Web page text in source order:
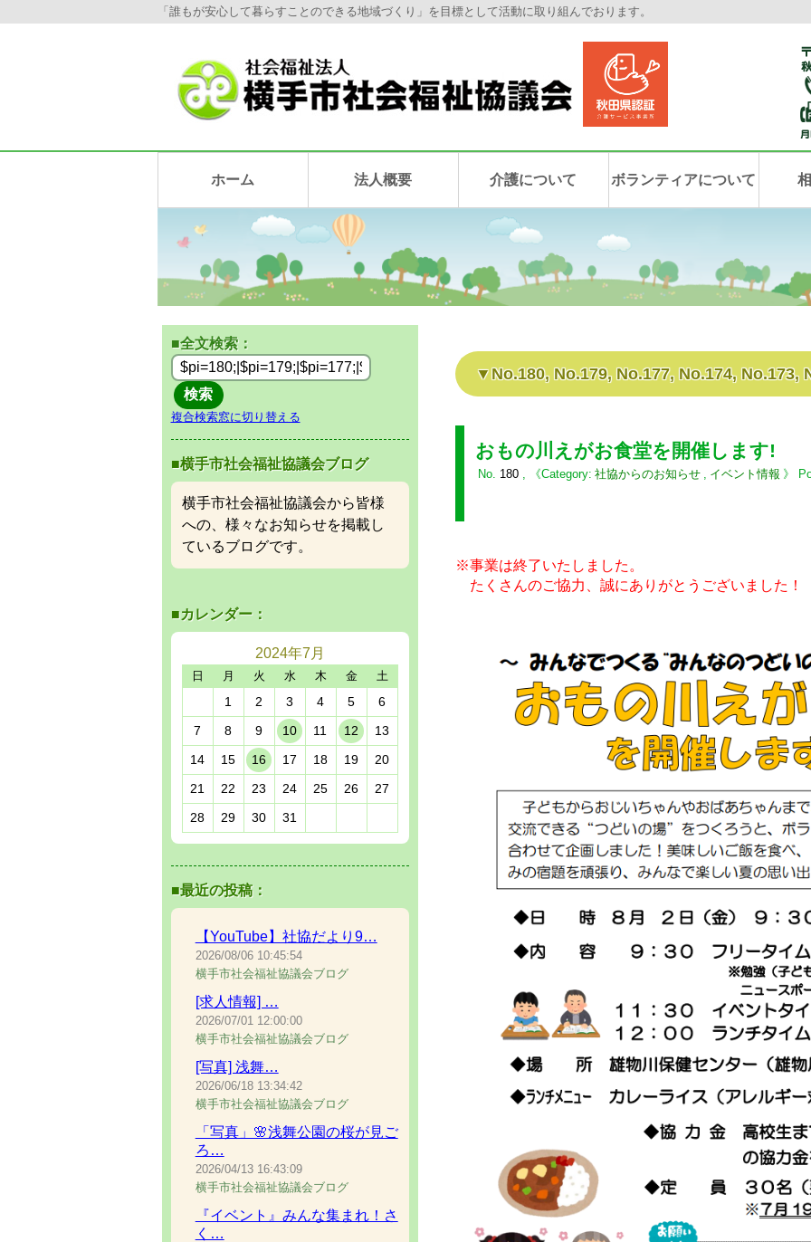
「誰もが安心して暮らすことのできる地域づくり」を目標として活動に取り組んでおります。
ホーム 法人概要 介護について ボランティアについて
No.180, No.179, No.177, No.174, No.173,
おもの川えがお食堂を開催します!
No. 180, 社協からのお知らせ イベント情報
※事業は終了いたしました。
たくさんのご協力、誠にありがとうございました！
■全文検索：
複合検索窓に切り替える
■横手市社会福祉協議会ブログ
横手市社会福祉協議会から皆様
への、様々なお知らせを掲載し
ているブログです。
■カレンダー：
2024年7月
日 月 火 水 木 金 土
1 2 3 4 5
6
7
8 9 10 11 12
13
14
15 16 17 18 19
20
21
22 23 24 25 26
27
28
29 30 31
■最近の投稿：
【YouTube】社協だより9…
2026/08/06 10:45:54
横手市社会福祉協議会ブログ
[求人情報] …
2026/07/01 12:00:00
横手市社会福祉協議会ブログ
[写真] 浅舞…
2026/06/18 13:34:42
横手市社会福祉協議会ブログ
「写真」🌸浅舞公園の桜が見ご
ろ…
2026/04/13 16:43:09
横手市社会福祉協議会ブログ
『イベント』みんな集まれ！さ
く…